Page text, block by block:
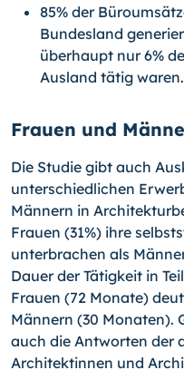
85% der
Bundesland
überhaupt nur 6%
Ausland tätig waren.
Frauen und
Die Studie gibt auch
unterschiedlichen
Männern in
Frauen (31%) ihre
unterbrachen als
Dauer der Tätigkeit in
Frauen (72 Monate)
Männern (30 Monaten).
auch die Antworten der
Architektinnen und